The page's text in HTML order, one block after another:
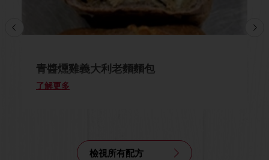
青醬燻雞義大利老麵麵包
了解更多
檢視所有配方